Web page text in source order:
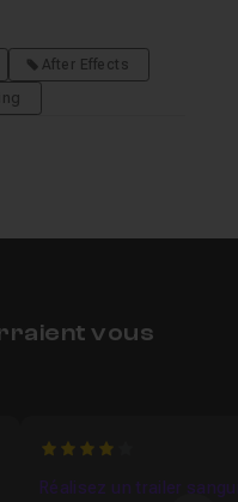
After Effects
vous
4
Réalisez un trailer